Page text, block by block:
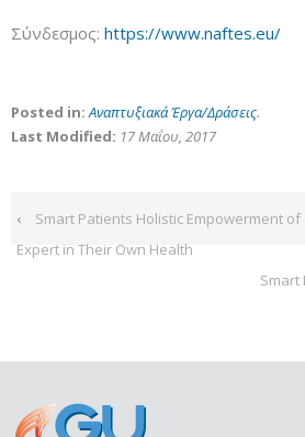
Σύνδεσμος: https://www.naftes.eu/
Posted in:Αναπτυξιακά Έργα/Δράσεις.
Last Modified: 17 Μαΐου, 2017
‹
Smart Patients Holistic Empowerment of
Expert in Their Own Health
Smart